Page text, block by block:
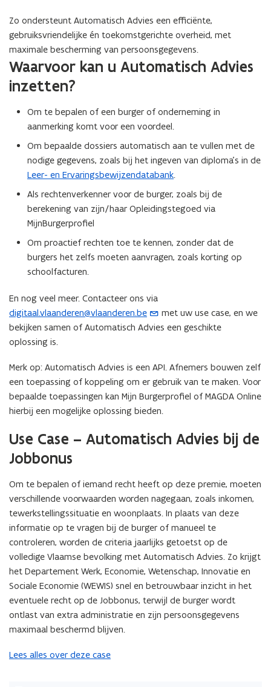
Zo ondersteunt Automatisch Advies een efficiënte,
gebruiksvriendelijke én toekomstgerichte overheid, met
maximale bescherming van persoonsgegevens.
Waarvoor kan u Automatisch Advies
inzetten?
Om te bepalen of een burger of onderneming in
aanmerking komt voor een voordeel.
Om bepaalde dossiers automatisch aan te vullen met de
nodige gegevens, zoals bij het ingeven van diploma’s in de
Leer- en Ervaringsbewijzendatabank.
Als rechtenverkenner voor de burger, zoals bij de
berekening van zijn/haar Opleidingstegoed via
MijnBurgerprofiel
Om proactief rechten toe te kennen, zonder dat de
burgers het zelfs moeten aanvragen, zoals korting op
schoolfacturen.
En nog veel meer. Contacteer ons via
digitaal.vlaanderen@vlaanderen.be
(
o
p
n
t
i
n
w
e
m
a
i
l
a
p
p
l
i
c
a
i
met uw use case, en we
bekijken samen of Automatisch Advies een geschikte
oplossing is.
Merk op: Automatisch Advies is een API. Afnemers bouwen zelf
een toepassing of koppeling om er gebruik van te maken. Voor
bepaalde toepassingen kan Mijn Burgerprofiel of MAGDA Online
hierbij een mogelijke oplossing bieden.
Use Case – Automatisch Advies bij de
Jobbonus
Om te bepalen of iemand recht heeft op deze premie, moeten
verschillende voorwaarden worden nagegaan, zoals inkomen,
tewerkstellingssituatie en woonplaats. In plaats van deze
informatie op te vragen bij de burger of manueel te
controleren, worden de criteria jaarlijks getoetst op de
volledige Vlaamse bevolking met Automatisch Advies. Zo krijgt
het Departement Werk, Economie, Wetenschap, Innovatie en
Sociale Economie (WEWIS) snel en betrouwbaar inzicht in het
eventuele recht op de Jobbonus, terwijl de burger wordt
ontlast van extra administratie en zijn persoonsgegevens
maximaal beschermd blijven.
Lees alles over deze case